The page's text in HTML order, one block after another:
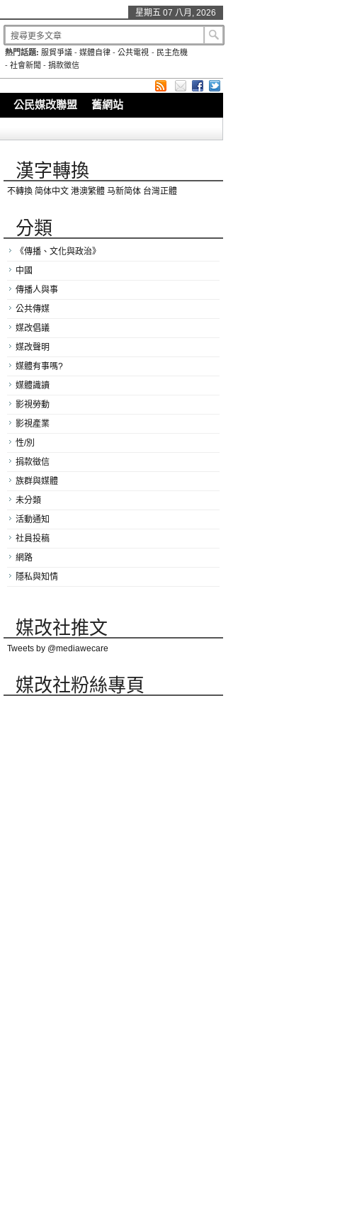
星期五 07 八月, 2026
熱門話題: 服貿爭議 -媒體自律 -公共電視 - 民主危機
- 社會新聞 - 捐款徵信
公民媒改聯盟 舊網站
漢字轉換
不轉換 简体中文 港澳繁體 马新简体 台灣正體
分類
《傳播、文化與政治》
中國
傳播人與事
公共傳媒
媒改倡議
媒改聲明
媒體有事嗎?
媒體識讀
影視勞動
影視產業
性/別
捐款徵信
族群與媒體
未分類
活動通知
社員投稿
網路
隱私與知情
媒改社推文
Tweets by @mediawecare
媒改社粉絲專頁